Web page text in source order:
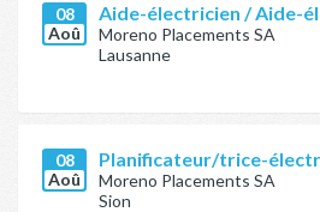
08
Aoû
Aide-électricien / Aide-
Moreno Placements SA
Lausanne
08
Aoû
Planificateur/trice-
Moreno Placements SA
Sion